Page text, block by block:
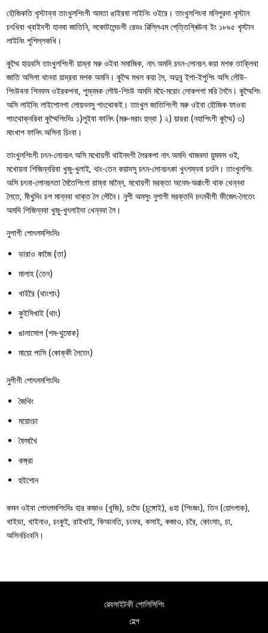
হৌজিকতি খৃস্টান্না তাংখুলশিংগী অমতা ঙাইরবা লাইনিং ওইরে। তাংখুলশিংনা মনিপুরদা খৃস্টান
চৎখিবা খ্বাইদগী হানবা জাতিনি, সকোটলেন্ডগী রেভঃ ৱিল্লিএম পে্ত্তিগ্ৰিউনা ইং ১৮৯৫ খৃস্টান
লাইনিং পুশিল্লকখি।
কুম্মৈ হায়বসি তাংখুলশিংগী য়াম্না মরু ওইবা সমাজিক, নাৎ অমদি চৎন-লোনচৎ কয়া মশক তাক্লিবা
জাতি অসিগা থানবা য়াদ্রবা মশক অমনি। কুম্মৈ মখল কয়া লৈ, অদুবু ইপা-ইপুশিং অসি লৌউ-
শিংউবনা শিনফম ওইরকপনা, পুম্নমক লৌউ-শিংউ অমদি মহৈ-মরোং লোকপগা মরি লৈনৈ। কুম্মৈশিং
অসি লাইনিং লাইশোনগা লোয়ননসু পাংথোকই। তাংখুল জাতিশিংগী মরু ওইবা হৌজিক ফাওবা
পাংথোক্নরিবা কুম্মৈশিংদিঃ ১)লুইবা ফানিৎ (মরু-মরাং হুন্বা ) ২) য়াররা (নহাশিংগী কুম্মৈ) ৩)
মাংখাপ ফানিৎ অসিনা চিংবা।
তাংখুলশিংগী চৎন-লোনচৎ অসি মখোয়গী থাইনদগী লৈরকপা নাৎ অমদি থাজবদা য়ুমফম ওই,
মখোয়না শিজিন্নরিবা খুজু-খুলাই, থাং-তেন কয়াদসু চৎন-লোনচৎকা খুৎশম্ননা চৎলি। তাংখুলশিং
অসি চৎনা-লোনচৎতা মৈতৈশিংগা য়াম্না মান্নৈ, মখোয়গী মরক্তা অনেম-অৱাংগী থাক খেন্নবা
লৈতে, মীখুদিং চপ মান্নবা থাক্ত লৈ লৌনৈ। নুপী অমসুং নুপাগী মরক্তদি চৎনবীগী ফীজেৎ-লৈতেং
অমদি শিজিন্নবা খুজু-খুৎলাইদা খেন্নবা লৈ।
নুপাগী পোৎলমশিংদিঃ
ভারাও কাজৈ (তা)
মালাহ (তেন)
খাইরৈ (থাংশাং)
কুইসিখাই (থাং)
ঙালাসোপ (শম-থুমোক)
মায়ো পাসি (কোক্কী লৈতেং)
নুপীগী পোৎলমশিংদিঃ
জৈথিং
ময়োংচা
ফৈমাখৈ
কঙ্গ্রা
হুইশোন
কমন ওইবা পোৎলমশিংদিঃ হার কজাও (খুজি), চংভৈ (চুঙ্গোই), ঙহা (শিংজং), তিন (য়োৎপাক),
খাইভা, খাইনাও, চংকুই, রাইখাই, কিআনতি, চংফর, কসাই, কজাও, চরৈ, কোংসাং, চা,
অসিনচিংবনি।
ৱেবসাইটকী পোলিসিশিং
হেল্প